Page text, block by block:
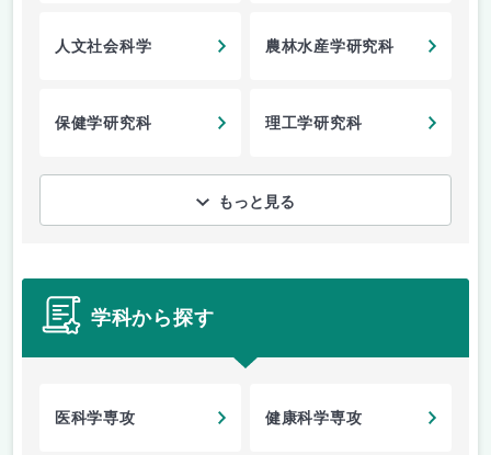
人文社会科学 農林水産学研究科
保健学研究科 理工学研究科
もっと見る
学科から探す
医科学専攻 健康科学専攻